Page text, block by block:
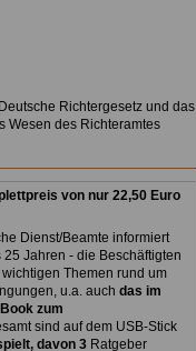
Richtergesetz und das
Wesen des Richteramtes
von nur 22,50 Euro
Dienst/Beamte informiert
Jahren - die Beschäftigten
Themen rund um
u.a. auch das im
zum
sind auf dem USB-Stick
davon 3 Ratgeber